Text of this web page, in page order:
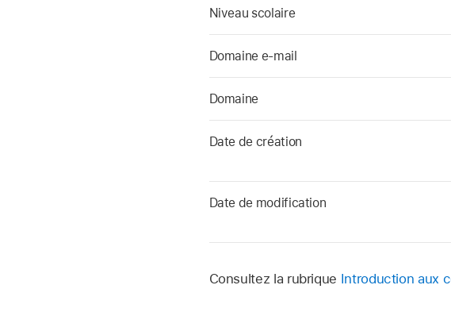
Niveau scolaire
Domaine e‑mail
Domaine
Date de création
Date de modification
Consultez la rubrique Introduction aux